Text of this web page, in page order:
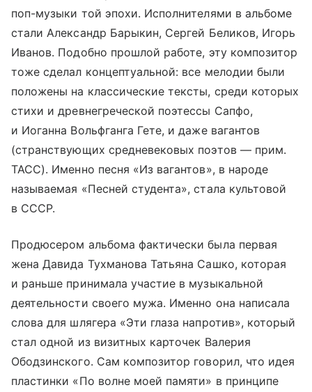
поп-музыки той эпохи. Исполнителями в альбоме
стали Александр Барыкин, Сергей Беликов, Игорь
Иванов. Подобно прошлой работе, эту композитор
тоже сделал концептуальной: все мелодии были
положены на классические тексты, среди которых
стихи и древнегреческой поэтессы Сапфо,
и Иоганна Вольфганга Гете, и даже вагантов
(странствующих средневековых поэтов — прим.
ТАСС). Именно песня «Из вагантов», в народе
называемая «Песней студента», стала культовой
в СССР.
Продюсером альбома фактически была первая
жена Давида Тухманова Татьяна Сашко, которая
и раньше принимала участие в музыкальной
деятельности своего мужа. Именно она написала
слова для шлягера «Эти глаза напротив», который
стал одной из визитных карточек Валерия
Ободзинского. Сам композитор говорил, что идея
пластинки «По волне моей памяти» в принципе